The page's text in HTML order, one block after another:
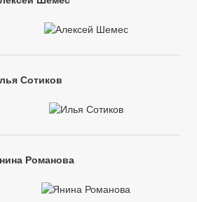
Сотиков
Романова